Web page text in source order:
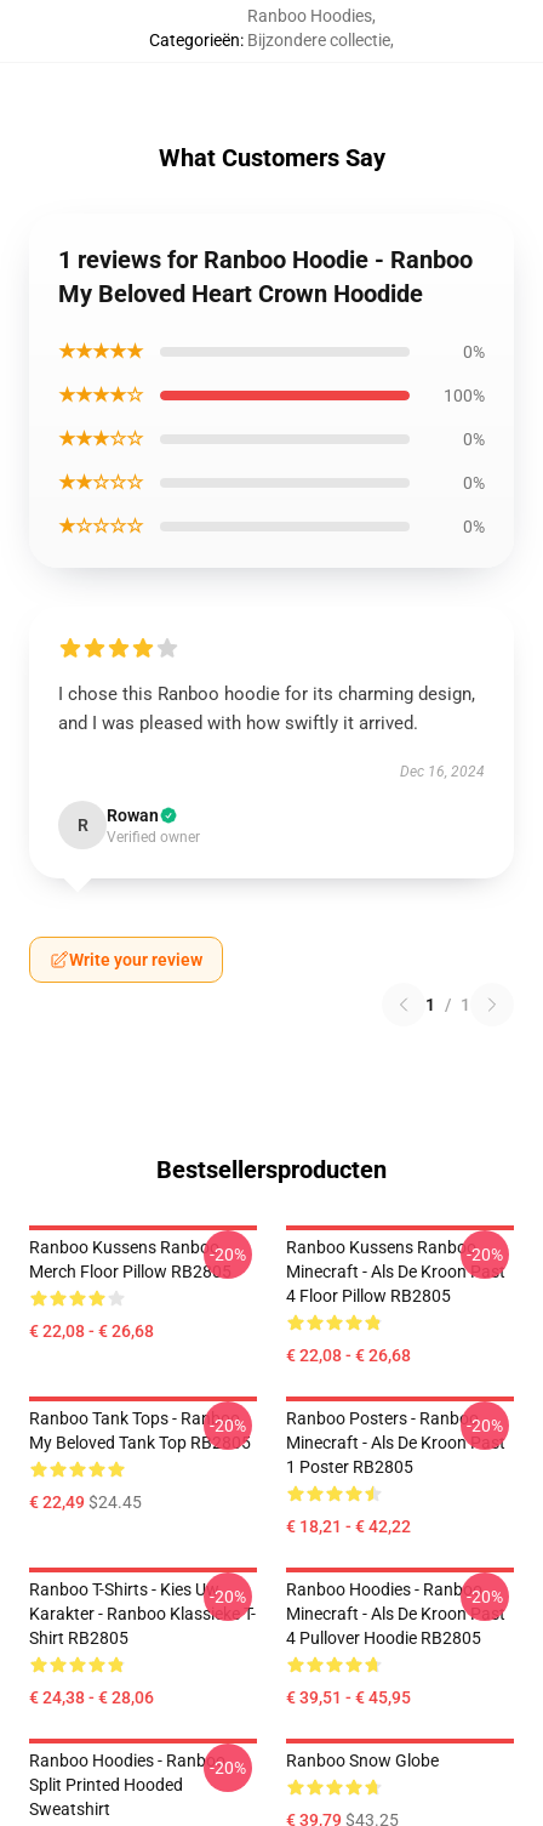
Categorieën:
Ranboo Hoodies,
Bijzondere collectie,
What Customers Say
1 reviews for Ranboo Hoodie - Ranboo
My Beloved Heart Crown Hoodide
★★★★★ 0%
★★★★☆ 100%
★★★☆☆ 0%
★★☆☆☆ 0%
★☆☆☆☆ 0%
I chose this Ranboo hoodie for its charming design,
and I was pleased with how swiftly it arrived.
Dec 16, 2024
R Rowan
Verified owner
Write your review
1 / 1
Bestsellersproducten
Ranboo Kussens Ranboo
Merch Floor Pillow RB2805
€ 22,08 - € 26,68
-20%
Ranboo Kussens Ranboo
Minecraft - Als De Kroon Past
4 Floor Pillow RB2805
€ 22,08 - € 26,68
-20%
Ranboo Tank Tops - Ranboo
My Beloved Tank Top RB2805
€ 22,49$24.45
-20%
Ranboo Posters - Ranboo
Minecraft - Als De Kroon Past
1 Poster RB2805
€ 18,21 - € 42,22
-20%
Ranboo T-Shirts - Kies Uw
Karakter - Ranboo Klassieke T-
Shirt RB2805
€ 24,38 - € 28,06
-20%
Ranboo Hoodies - Ranboo
Minecraft - Als De Kroon Past
4 Pullover Hoodie RB2805
€ 39,51 - € 45,95
-20%
Ranboo Hoodies - Ranboo
Split Printed Hooded
Sweatshirt
-20% Ranboo Snow Globe
€ 39,79$43.25